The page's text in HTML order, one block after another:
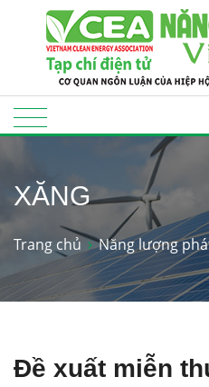
XĂNG
Trang chủ Năng lượng
Đề xuất miễn